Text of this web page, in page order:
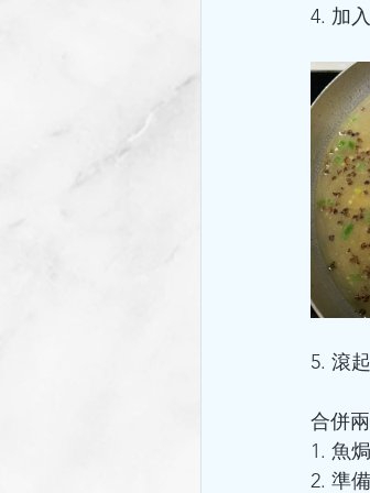
4. 加
5. 滾
合併
1. 魚
2. 準